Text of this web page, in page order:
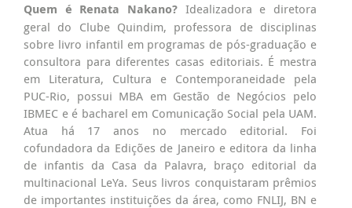
Quem é Renata Nakano? Idealizadora e diretora
geral do Clube Quindim, professora de disciplinas
sobre livro infantil em programas de pós-graduação e
consultora para diferentes casas editoriais. É mestra
em Literatura, Cultura e Contemporaneidade pela
PUC-Rio, possui MBA em Gestão de Negócios pelo
IBMEC e é bacharel em Comunicação Social pela UAM.
Atua há 17 anos no mercado editorial. Foi
cofundadora da Edições de Janeiro e editora da linha
de infantis da Casa da Palavra, braço editorial da
multinacional LeYa. Seus livros conquistaram prêmios
de importantes instituições da área, como FNLIJ, BN e